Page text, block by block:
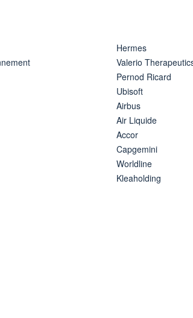
Hermes
Valerio
Pernod Ricard
Ubisoft
Airbus
Air Liquide
Accor
Capgemini
Worldline
Kleaholding